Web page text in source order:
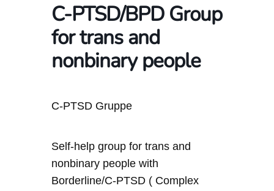
C-PTSD/BPD Group
for trans and
nonbinary people
C-PTSD Gruppe
Self-help group for trans and
nonbinary people with
Borderline/C-PTSD ( Complex